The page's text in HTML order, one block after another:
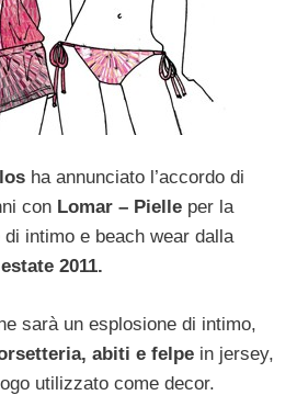
ha annunciato l’accordo di
con Lomar – Pielle per la
intimo e beach wear dalla
2011.
sarà un esplosione di intimo,
abiti e felpe in jersey,
utilizzato come decor.